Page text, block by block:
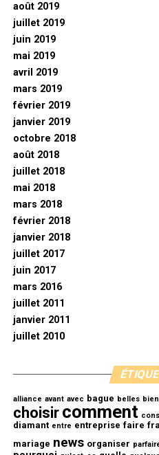
août 2019
juillet 2019
juin 2019
mai 2019
avril 2019
mars 2019
février 2019
janvier 2019
octobre 2018
août 2018
juillet 2018
mai 2018
mars 2018
février 2018
janvier 2018
juillet 2017
juin 2017
mars 2016
juillet 2011
janvier 2011
juillet 2010
alliance avant avec bague belles bien
choisir comment
diamant entre entreprise faire
mariage news organiser